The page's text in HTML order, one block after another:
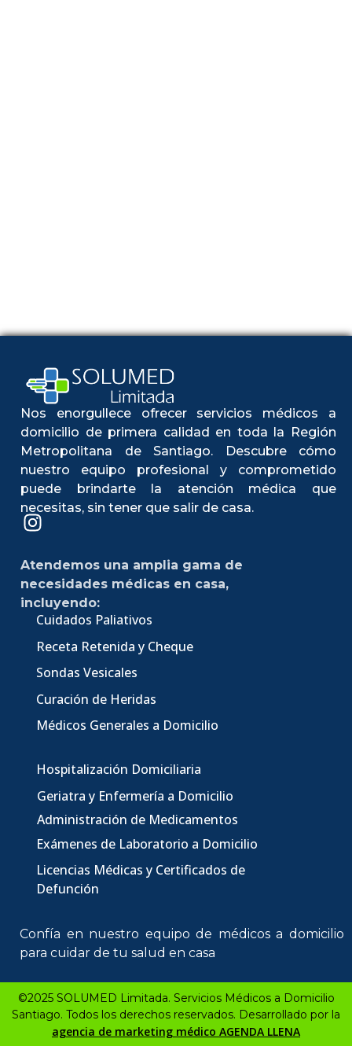
Nos enorgullece ofrecer servicios médicos a
domicilio de primera calidad en toda la Región
Metropolitana de Santiago. Descubre cómo
nuestro equipo profesional y comprometido
puede brindarte la atención médica que
necesitas, sin tener que salir de casa.
Atendemos una amplia gama de
necesidades médicas en casa,
incluyendo:
Cuidados Paliativos
Receta Retenida y Cheque
Sondas Vesicales
Curación de Heridas
Médicos Generales a Domicilio
Hospitalización Domiciliaria
Geriatra y Enfermería a Domicilio
Administración de Medicamentos
Exámenes de Laboratorio a Domicilio
Licencias Médicas y Certificados de
Defunción
Confía en nuestro equipo de médicos a domicilio
para cuidar de tu salud en casa
©2025 SOLUMED Limitada. Servicios Médicos a Domicilio
Santiago. Todos los derechos reservados. Desarrollado por la
agencia de marketing médico AGENDA LLENA